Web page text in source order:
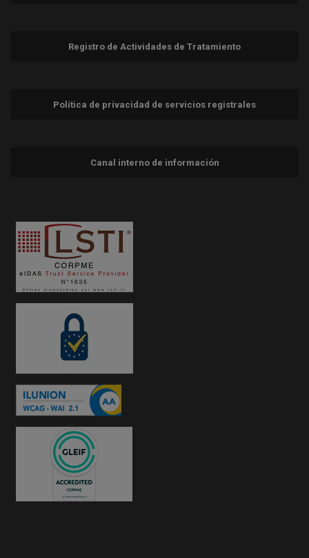
Registro de Actividades de Tratamiento
Política de privacidad de servicios registrales
Canal interno de información